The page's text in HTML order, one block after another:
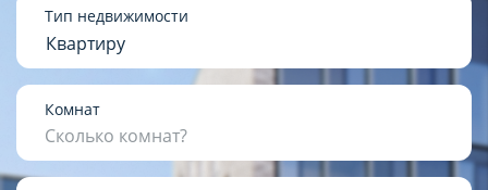
Тип недвижимости
Квартиру
Комнат
Сколько комнат?